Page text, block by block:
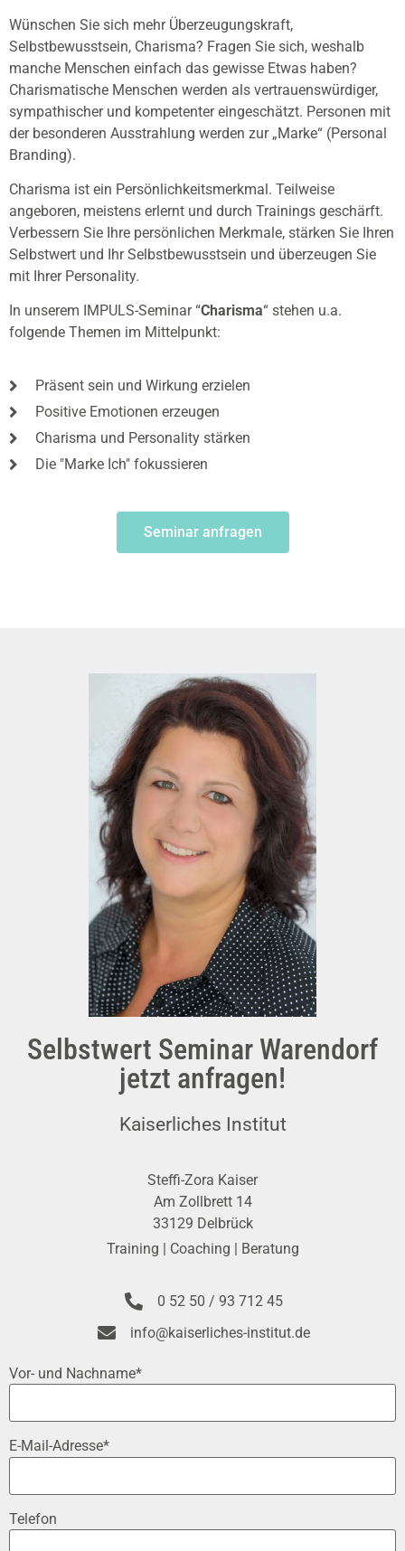
Wünschen Sie sich mehr Überzeugungskraft,
Selbstbewusstsein, Charisma? Fragen Sie sich, weshalb
manche Menschen einfach das gewisse Etwas haben?
Charismatische Menschen werden als vertrauenswürdiger,
sympathischer und kompetenter eingeschätzt. Personen mit
der besonderen Ausstrahlung werden zur „Marke“ (Personal
Branding).
Charisma ist ein Persönlichkeitsmerkmal. Teilweise
angeboren, meistens erlernt und durch Trainings geschärft.
Verbessern Sie Ihre persönlichen Merkmale, stärken Sie Ihren
Selbstwert und Ihr Selbstbewusstsein und überzeugen Sie
mit Ihrer Personality.
In unserem IMPULS-Seminar “Charisma“ stehen u.a.
folgende Themen im Mittelpunkt:
Präsent sein und Wirkung erzielen
Positive Emotionen erzeugen
Charisma und Personality stärken
Die "Marke Ich" fokussieren
Seminar anfragen
Selbstwert Seminar Warendorf
jetzt anfragen!
Kaiserliches Institut
Steffi-Zora Kaiser
Am Zollbrett 14
33129 Delbrück
Training | Coaching | Beratung
0 52 50 / 93 712 45
info@kaiserliches-institut.de
Vor- und Nachname*
E-Mail-Adresse*
Telefon